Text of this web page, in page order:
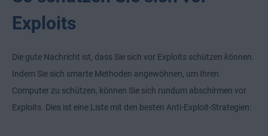
Exploits
Die gute Nachricht ist, dass Sie sich vor Exploits schützen können.
Indem Sie sich smarte Methoden angewöhnen, um Ihren
Computer zu schützen, können Sie sich rundum abschirmen vor
Exploits. Dies ist eine Liste mit den besten Anti-Exploit-Strategien: